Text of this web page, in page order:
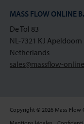
MASS FLOW ONLINE
De Tol 83
NL-7321 KJ Apeldoorn
Netherlands
sales@massflow-
Copyright © 2026 Mass Flow